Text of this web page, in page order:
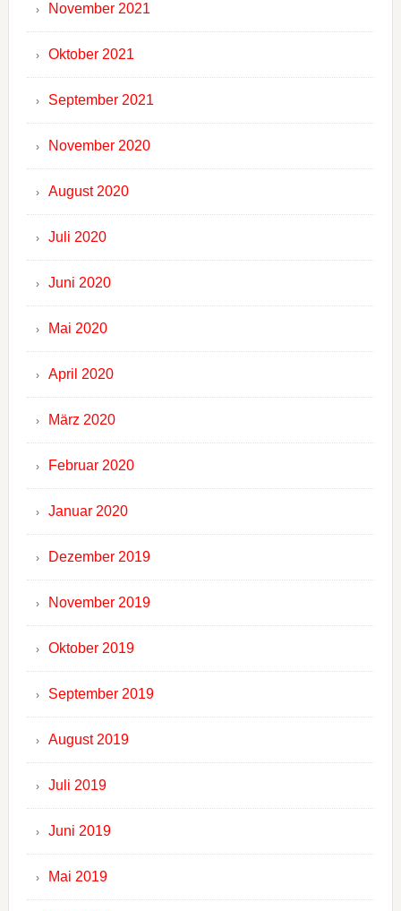
November 2021
Oktober 2021
September 2021
November 2020
August 2020
Juli 2020
Juni 2020
Mai 2020
April 2020
März 2020
Februar 2020
Januar 2020
Dezember 2019
November 2019
Oktober 2019
September 2019
August 2019
Juli 2019
Juni 2019
Mai 2019